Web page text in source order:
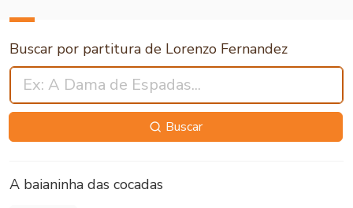
Buscar por partitura de Lorenzo Fernandez
Buscar
A baianinha das cocadas